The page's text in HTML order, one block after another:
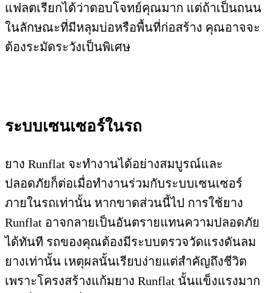
แฟลตเรียกได้ว่าตอบโจทย์คุณมาก แต่ถ้าเป็นถนน
ในลักษณะที่มีหลุมบ่อหรือพื้นที่ก่อสร้าง คุณอาจจะ
ต้องระมัดระวังเป็นพิเศษ
ระบบเซนเซอร์ในรถ
ยาง Runflat จะทำงานได้อย่างสมบูรณ์และ
ปลอดภัยก็ต่อเมื่อทำงานร่วมกับระบบเซนเซอร์
ภายในรถเท่านั้น หากขาดส่วนนี้ไป การใช้ยาง
Runflat อาจกลายเป็นอันตรายแทนความปลอดภัย
ได้ทันที รถของคุณต้องมีระบบตรวจวัดแรงดันลม
ยางเท่านั้น เหตุผลนั้นเรียบง่ายแต่สำคัญถึงชีวิต
เพราะโครงสร้างแก้มยาง Runflat นั้นแข็งแรงมาก